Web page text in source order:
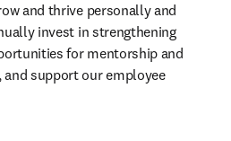
and thrive personally and
invest in strengthening
for mentorship and
support our employee